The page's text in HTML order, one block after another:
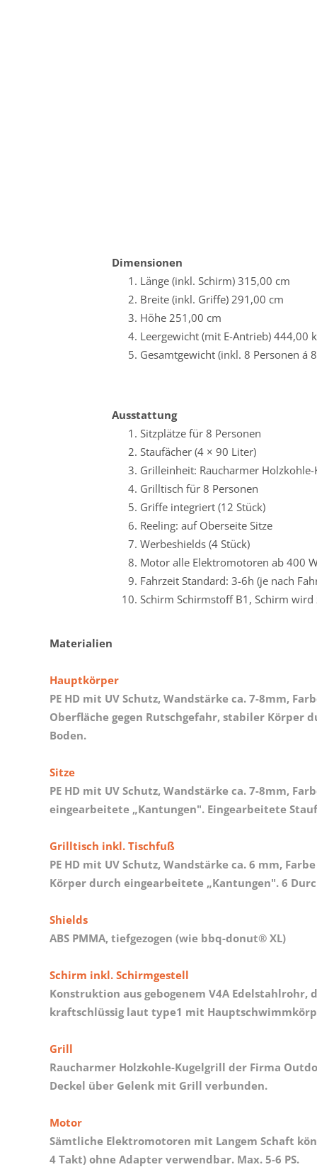
Dimensionen
Länge (inkl. Schirm) 315,00 cm
Breite (inkl. Griffe) 291,00 cm
Höhe 251,00 cm
Leergewicht (mit E-Antrieb) 444,00
Gesamtgewicht (inkl. 8 Personen á
Ausstattung
Sitzplätze für 8 Personen
Staufächer (4 × 90 Liter)
Grilleinheit: Raucharmer
Grilltisch für 8 Personen
Griffe integriert (12 Stück)
Reeling: auf Oberseite Sitze
Werbeshields (4 Stück)
Motor alle Elektromotoren ab 400
Fahrzeit Standard: 3-6h (je nach
Schirm Schirmstoff B1, Schirm
Materialien
Hauptkörper
PE HD mit UV Schutz, Wandstärke ca. 7-8mm,
Oberfläche gegen Rutschgefahr, stabiler Körper
Boden.
Sitze
PE HD mit UV Schutz, Wandstärke ca. 7-8mm,
eingearbeitete „Kantungen". Eingearbeitete
Grilltisch inkl. Tischfuß
PE HD mit UV Schutz, Wandstärke ca. 6 mm,
Körper durch eingearbeitete „Kantungen". 6
Shields
ABS PMMA, tiefgezogen (wie bbq-donut® XL)
Schirm inkl. Schirmgestell
Konstruktion aus gebogenem V4A
kraftschlüssig laut type1 mit
Grill
Raucharmer Holzkohle-Kugelgrill der Firma
Deckel über Gelenk mit Grill verbunden.
Motor
Sämtliche Elektromotoren mit Langem Schaft
4 Takt) ohne Adapter verwendbar. Max. 5-6 PS.